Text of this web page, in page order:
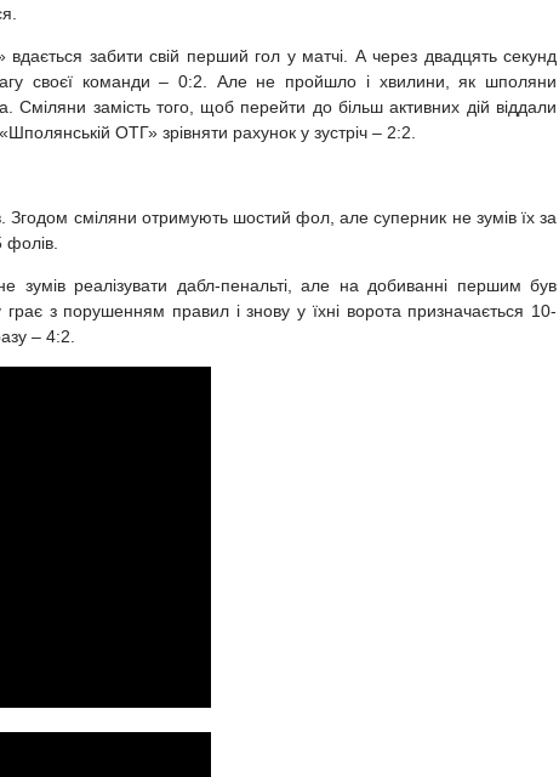
забити свій перший гол у матчі. А через двадцять секунд
своєї команди – 0:2. Але не пройшло і хвилини, як шполяни
Сміляни замість того, щоб перейти до більш активних дій віддали
ОТГ» зрівняти рахунок у зустріч – 2:2.
сміляни отримують шостий фол, але суперник не зумів їх за
фолів.
реалізувати дабл-пенальті, але на добиванні першим був
з порушенням правил і знову у їхні ворота призначається 10-
– 4:2.